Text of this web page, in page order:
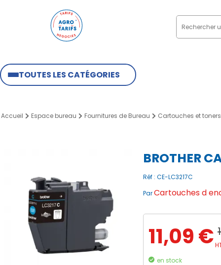
TOUTES LES CATÉGORIES
Accueil Espace bureau Fournitures de Bureau Cartouches et toners
BROTHER
Réf : CE-LC3217C
ParCartouches d
11,09 €
en stock